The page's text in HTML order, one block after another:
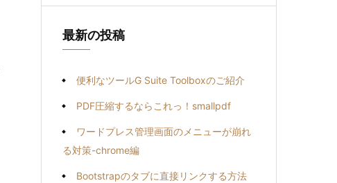
最新の投稿
便利なツールG Suite Toolboxのご紹介
PDF圧縮するならこれっ！smallpdf
ワードプレス管理画面のメニューが崩れ
る対策-chrome編
Bootstrapのタブに直接リンクする方法